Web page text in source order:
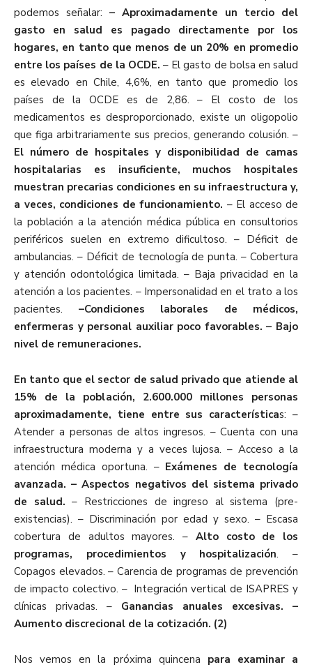
podemos señalar: – Aproximadamente un tercio del
gasto en salud es pagado directamente por los
hogares, en tanto que menos de un 20% en promedio
entre los países de la OCDE. – El gasto de bolsa en salud
es elevado en Chile, 4,6%, en tanto que promedio los
países de la OCDE es de 2,86. – El costo de los
medicamentos es desproporcionado, existe un oligopolio
que figa arbitrariamente sus precios, generando colusión. –
El número de hospitales y disponibilidad de camas
hospitalarias es insuficiente, muchos hospitales
muestran precarias condiciones en su infraestructura y,
a veces, condiciones de funcionamiento. – El acceso de
la población a la atención médica pública en consultorios
periféricos suelen en extremo dificultoso. – Déficit de
ambulancias. – Déficit de tecnología de punta. – Cobertura
y atención odontológica limitada. – Baja privacidad en la
atención a los pacientes. – Impersonalidad en el trato a los
pacientes. –Condiciones laborales de médicos,
enfermeras y personal auxiliar poco favorables. – Bajo
nivel de remuneraciones.
En tanto que el sector de salud privado que atiende al
15% de la población, 2.600.000 millones personas
aproximadamente, tiene entre sus características: –
Atender a personas de altos ingresos. – Cuenta con una
infraestructura moderna y a veces lujosa. – Acceso a la
atención médica oportuna. – Exámenes de tecnología
avanzada. – Aspectos negativos del sistema privado
de salud. – Restricciones de ingreso al sistema (pre-
existencias). – Discriminación por edad y sexo. – Escasa
cobertura de adultos mayores. – Alto costo de los
programas, procedimientos y hospitalización. –
Copagos elevados. – Carencia de programas de prevención
de impacto colectivo. – Integración vertical de ISAPRES y
clínicas privadas. – Ganancias anuales excesivas. –
Aumento discrecional de la cotización. (2)
Nos vemos en la próxima quincena para examinar a